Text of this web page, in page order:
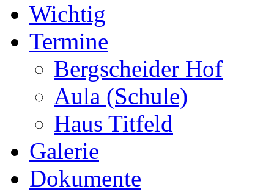
Wichtig
Termine
Bergscheider Hof
Aula (Schule)
Haus Titfeld
Galerie
Dokumente